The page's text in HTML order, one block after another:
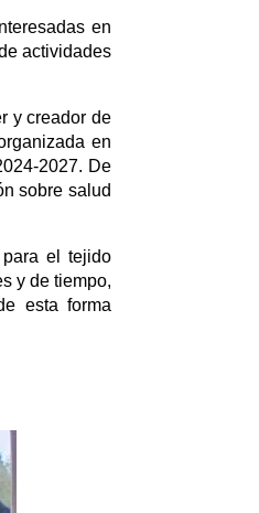
en
actividades
y creador de
en
2027. De
sobre salud
el tejido
y de tiempo,
esta forma